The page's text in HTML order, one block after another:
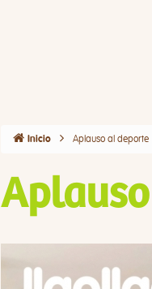
Inicio Aplauso al deporte